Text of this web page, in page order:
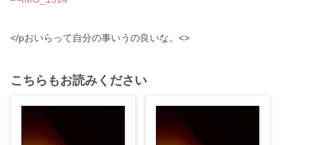
</pおいらって自分の事いうの良いな。<>
こちらもお読みください